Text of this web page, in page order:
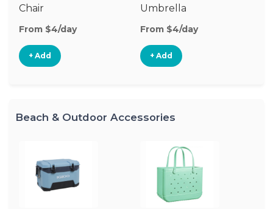
Chair
From $4/day
+ Add
Umbrella
From $4/day
+ Add
Beach & Outdoor Accessories